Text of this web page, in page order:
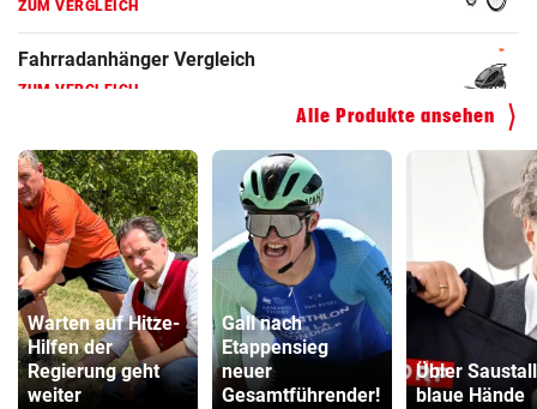
Kinderfahrrad Vergleich
ZUM VERGLEICH
Alle Produkte ansehen
Warten auf Hitze-
Hilfen der
Regierung geht
weiter
Gall nach
Etappensieg
neuer
Gesamtführender!
Übler
blaue Hände